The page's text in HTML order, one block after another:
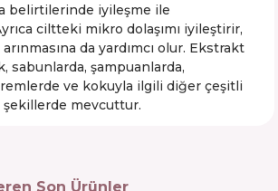
belirtilerinde iyileşme ile
ciltteki mikro dolaşımı iyileştirir,
da yardımcı olur. Ekstrakt
sabunlarda, şampuanlarda,
ve kokuyla ilgili diğer çeşitli
mevcuttur.
Son Ürünler